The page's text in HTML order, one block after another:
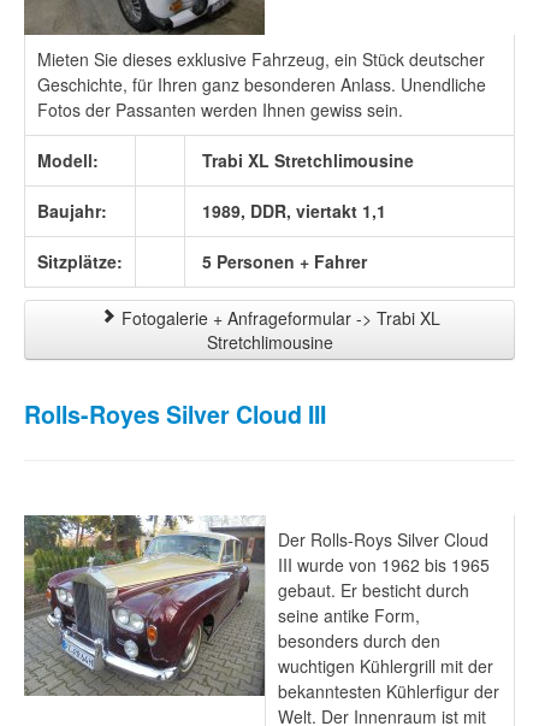
Mieten Sie dieses exklusive Fahrzeug, ein Stück deutscher
Geschichte, für Ihren ganz besonderen Anlass. Unendliche
Fotos der Passanten werden Ihnen gewiss sein.
Modell: Trabi XL Stretchlimousine
Baujahr: 1989, DDR, viertakt 1,1
Sitzplätze: 5 Personen + Fahrer
Fotogalerie + Anfrageformular -> Trabi XL
Stretchlimousine
Rolls-Royes Silver Cloud III
Der Rolls-Roys Silver Cloud
III wurde von 1962 bis 1965
gebaut. Er besticht durch
seine antike Form,
besonders durch den
wuchtigen Kühlergrill mit der
bekanntesten Kühlerfigur der
Welt. Der Innenraum ist mit